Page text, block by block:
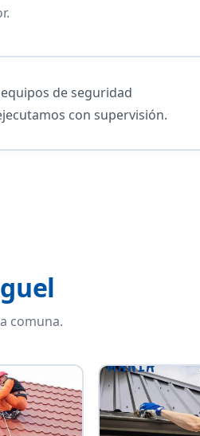
de seguridad
con supervisión.
comuna.